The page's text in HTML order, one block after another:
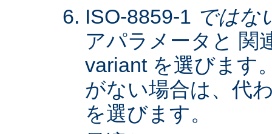
ISO-8859-1 ではな
アパラメータと 関
variant を選びます
がない場合は、代
を選びます。